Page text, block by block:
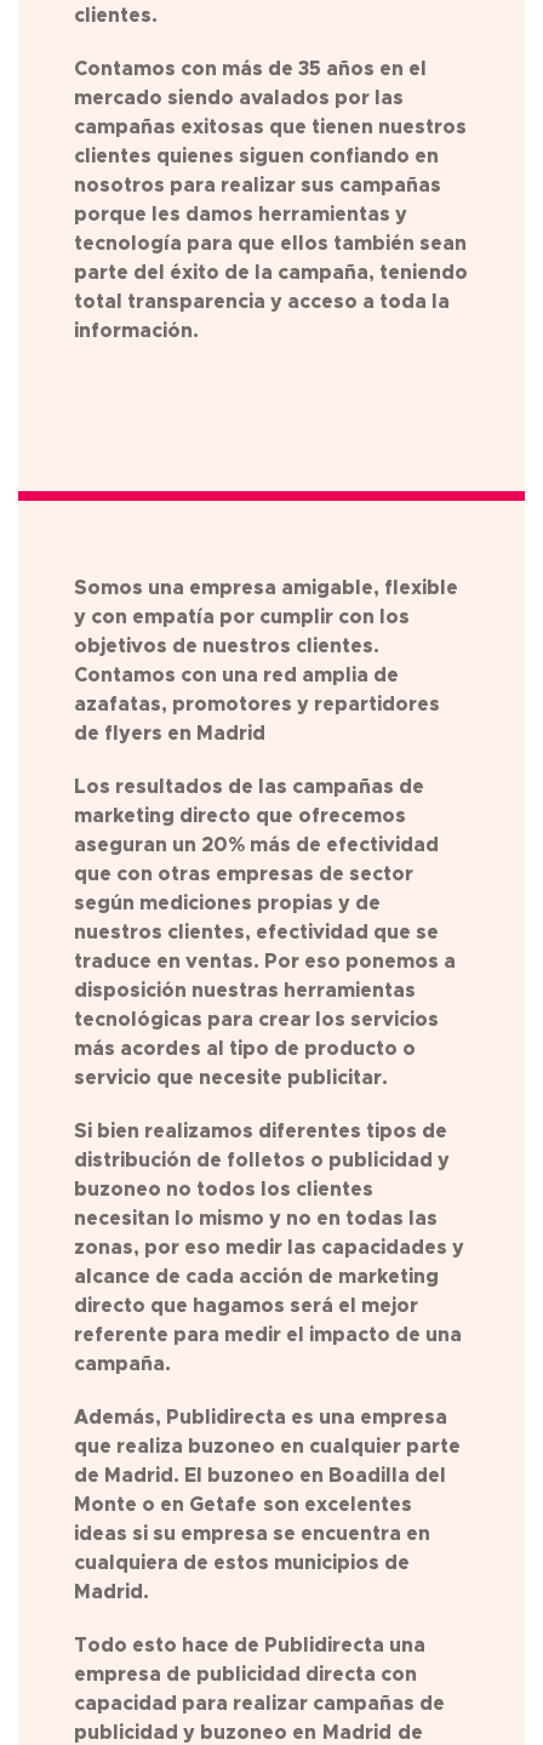
clientes.
Contamos con más de 35 años en el
mercado siendo avalados por las
campañas exitosas que tienen nuestros
clientes quienes siguen confiando en
nosotros para realizar sus campañas
porque les damos herramientas y
tecnología para que ellos también sean
parte del éxito de la campaña, teniendo
total transparencia y acceso a toda la
información.
Somos una empresa amigable, flexible
y con empatía por cumplir con los
objetivos de nuestros clientes.
Contamos con una red amplia de
azafatas, promotores y repartidores
de flyers en Madrid
Los resultados de las campañas de
marketing directo que ofrecemos
aseguran un 20% más de efectividad
que con otras empresas de sector
según mediciones propias y de
nuestros clientes, efectividad que se
traduce en ventas. Por eso ponemos a
disposición nuestras herramientas
tecnológicas para crear los servicios
más acordes al tipo de producto o
servicio que necesite publicitar.
Si bien realizamos diferentes tipos de
distribución de folletos o publicidad y
buzoneo no todos los clientes
necesitan lo mismo y no en todas las
zonas, por eso medir las capacidades y
alcance de cada acción de marketing
directo que hagamos será el mejor
referente para medir el impacto de una
campaña.
Además, Publidirecta es una empresa
que realiza buzoneo en cualquier parte
de Madrid . El buzoneo en Boadilla del
Monte o en Getafe son excelentes
ideas si su empresa se encuentra en
cualquiera de estos municipios de
Madrid.
Todo esto hace de Publidirecta una
empresa de publicidad directa con
capacidad para realizar campañas de
publicidad y buzoneo en Madrid de